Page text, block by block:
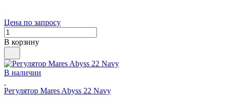
Цена по запросу
В корзину
В наличии
Регулятор Mares Abyss 22 Navy